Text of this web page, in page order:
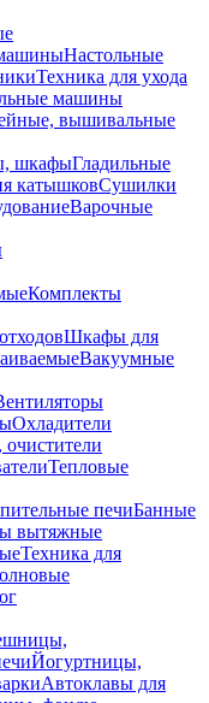
Настольные
Техника для ухода
машины
вышивальные
шкафыГладильные
катышковСушилки
Варочные
Комплекты
Шкафы для
Вакуумные
Охладители
Тепловые
печиБанные
вытяжные
Техника для
Йогуртницы,
Автоклавы для